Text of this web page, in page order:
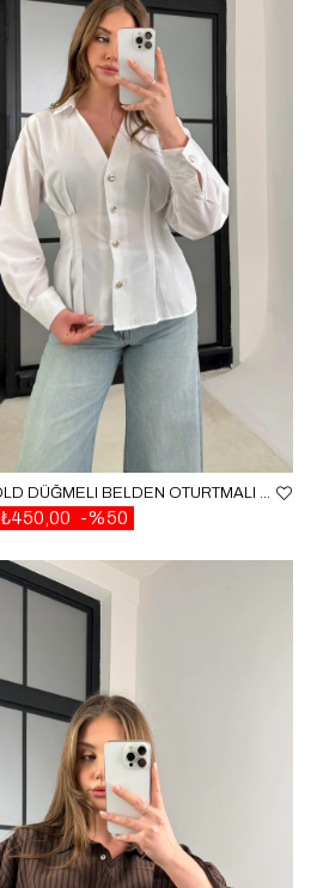
BEYAZ GOLD DÜĞMELI BELDEN OTURTMALI GÖMLEK GAUS-01230
%50
₺450,00